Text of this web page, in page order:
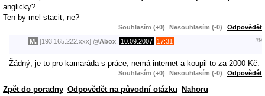
anglicky?
Ten by mel stacit, ne?
Souhlasím (+0) Nesouhlasím (-0) Odpovědět
M. [193.165.222.xxx] @Abox 10.09.2007 17:31 #9
Žádný, je to pro kamaráda s práce, nemá internet a koupil to za 2000 Kč.
Souhlasím (+0) Nesouhlasím (-0) Odpovědět
Zpět do poradny Odpovědět na původní otázku Nahoru